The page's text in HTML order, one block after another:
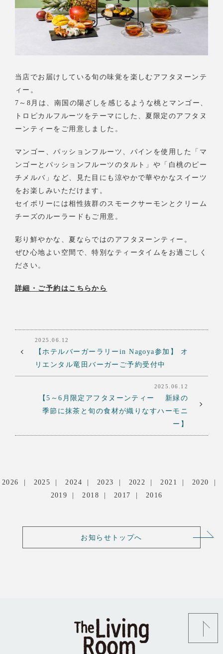
当店でお届けしている旬の味覚を楽しむアフタヌーンテ
ィー。
7～8月は、南国の陽ざしを感じるような桃とマンゴー、
トロピカルフルーツをテーマにした、夏限定のアフタヌ
ーンティーをご用意しました。
マンゴー、パッションフルーツ、パインを使用した「マ
ンゴーとパッションフルーツのタルト」や「白桃のピー
チメルバ」など、見た目にも涼やかで華やかなスイーツ
をお楽しみいただけます。
セイボリーには相性抜群のスモークサーモンとクリーム
チーズのルーラードもご用意。
彩り鮮やかな、夏ならではのアフタヌーンティー。
ぜひ心地よい空間で、特別なティータイムをお過ごしく
ださい。
詳細・ご予約はこちらから
2025.06.12
【ホテルバーガーラリーin Nagoya参加】 オ
リエンタル竜田バーガーご予約受付中
2025.06.12
【5～6月限定アフタヌーンティー 新緑の
季節に抹茶と旬の食材が織りなすハーモニ
ー】
2026 2025 2024 2023 2022 2021
2020
2019
2018 2017 2016
お知らせトップへ